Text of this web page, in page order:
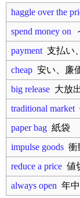
haggle over the
spend money on
payment 支払い
cheap 安い、廉
big release 大放
traditional market
paper bag 紙袋
impulse goods 衝
reduce a price 値
always open 年